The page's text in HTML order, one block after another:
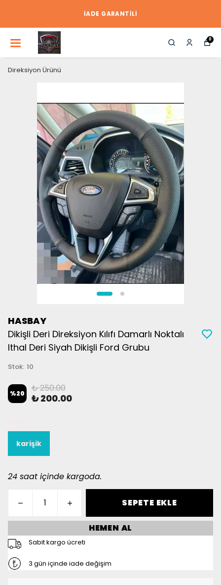
İADE GARANTİLİ
0
Direksiyon Ürünü
HASBAY
Dikişli Deri Direksiyon Kılıfı Damarlı Noktalı
Ithal Deri Siyah Dikişli Ford Grubu
Stok: 10
%20 ₺ 250.00
₺ 200.00
karişik
24 saat içinde kargoda.
SEPETE EKLE
HEMEN AL
Sabit kargo ücreti
3 gün içinde iade değişim